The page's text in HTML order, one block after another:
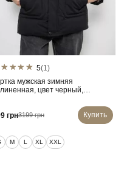
5(1)
мужская зимняя
цвет черный,
грн3199 грн Купить
M L XL XXL